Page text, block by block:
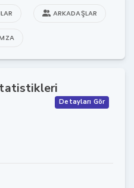
ARKADAŞLAR
Detayları Gör